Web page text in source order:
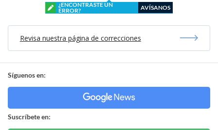
¿ENCONTRASTE UN
ERROR?
AVÍSANOS
Revisa nuestra página de correcciones
Síguenos en:
Suscríbete en: